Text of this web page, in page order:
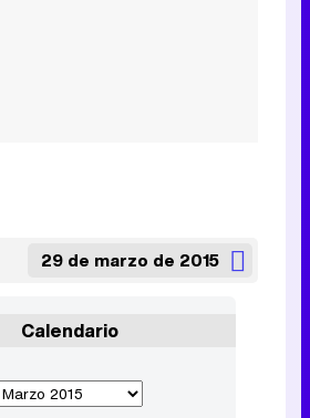
29 de marzo de 2015
Calendario